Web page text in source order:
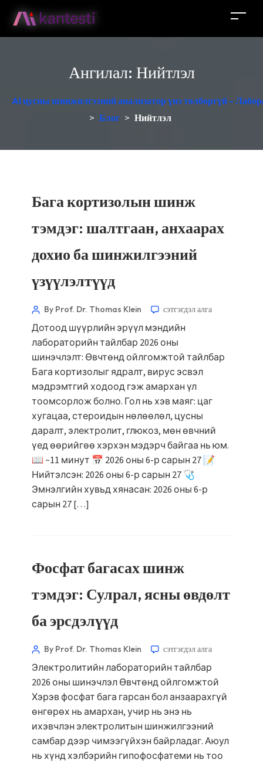
Ангилал: Нийтлэл
AI цусны шинжилгээний анализатор үнэ төлбөргүй -
> Блог > Нийтлэл
Бага кортизолын шинж
тэмдэг: шалтгаан, анхаарах
дохио ба шинжилгээний
үзүүлэлтүүд
By Prof. Dr. Thomas Klein сэтгэгдэл алга
Дотоод шүүрлийн эрүүл мэндийн
лабораторийн тайлбар 2026 оны
шинэчлэлт: Өвчтөнд ойлгомжтой тайлбар
Бага кортизолыг ядралт, вирус эсвэл
мэдрэмтгий ходоод гэж амархан үл
тоомсорлож болно. Гол нь хэв маяг: цаг
хугацаа, стероидын нөлөөлөл, цусны
даралт, электролит, глюкоз, мөн өвчний
үед өөрийгөө хэрхэн мэдэрч байгаа нь юм.
📖 ~11 минут 📅 2026 оны 6-р сарын 27 📝
Нийтэлсэн: 2026 оны 6-р сарын 27 🩺
Эмнэлгийн хувьд хянасан: 2026 оны 6-р
сарын 27 […]
Фосфат багасах шинж
тэмдэг: Сулрал, ясны өвдөлт
ба эрсдэлүүд
By Prof. Dr. Thomas Klein сэтгэгдэл алга
Электролитийн лабораторийн тайлбар
2026 оны шинэчлэл Өвчтөнд ойлгомжтой
Хэрэв фосфат бага гарсан бол анзаарахгүй
өнгөрөх нь амархан, учир нь энэ нь
ихэвчлэн электролитын шинжилгээний
самбар дээр чимээгүйхэн байрладаг. Аюул
нь хүнд хэлбэрийн гипофосфатеми нь тоо